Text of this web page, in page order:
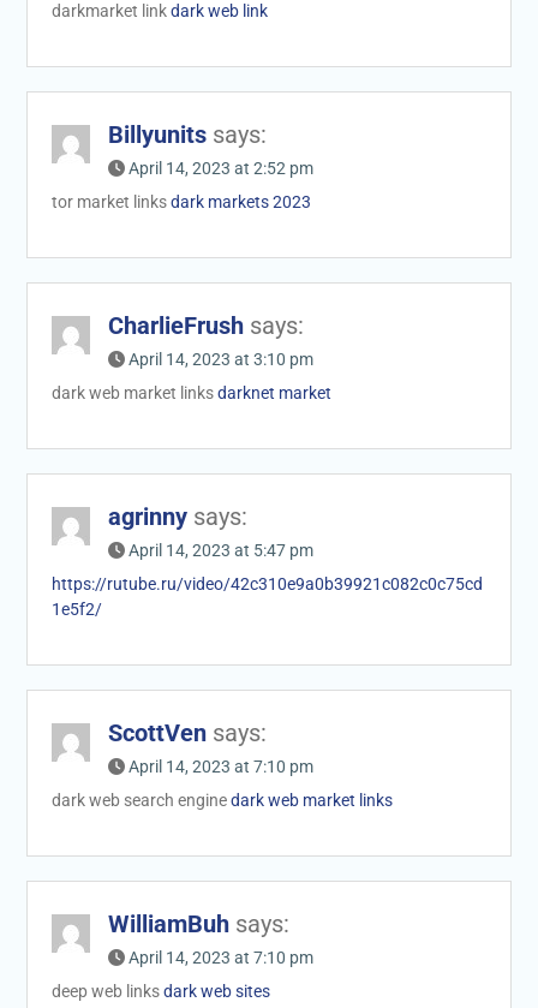
darkmarket linkdark web link
Billyunits says:
April 14, 2023 at 2:52 pm
tor market linksdark markets 2023
CharlieFrush says:
April 14, 2023 at 3:10 pm
dark web market linksdarknet market
agrinny says:
April 14, 2023 at 5:47 pm
https://rutube.ru/video/42c310e9a0b39921c082c0c75cd
1e5f2/
ScottVen says:
April 14, 2023 at 7:10 pm
dark web search enginedark web market links
WilliamBuh says:
April 14, 2023 at 7:10 pm
deep web linksdark web sites